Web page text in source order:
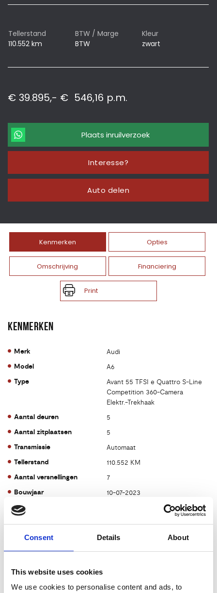
Consent Details About
This website uses cookies
We use cookies to personalise content and ads, to
Tellerstand
110.552 km
BTW / Marge
BTW
Kleur
zwart
€ 39.895,- € 546,16 p.m.
Plaats inruilverzoek
Interesse?
Auto delen
Kenmerken Opties
Omschrijving Financiering
Print
KENMERKEN
Merk Audi
Model A6
Type
Avant 55 TFSI e Quattro S-Line
Competition 360-Camera
Elektr.-Trekhaak
Aantal deuren 5
Aantal zitplaatsen 5
Transmissie Automaat
Tellerstand 110.552 KM
Aantal versnellingen 7
Bouwjaar 10-07-2023
Brandstof
Prijs € 39.895,-
Kenteken
Acceleratie 0-100
CO2-emissie 33 g/km